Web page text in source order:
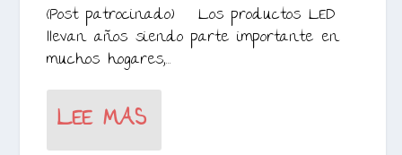
(Post patrocinado) Los productos LED
llevan años siendo parte importante en
muchos hogares,...
LEE MAS